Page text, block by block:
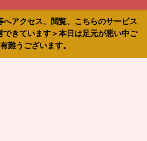
アクセス、閲覧、こちらのサービス
できています＞本日は足元が悪い中ご
難うございます。